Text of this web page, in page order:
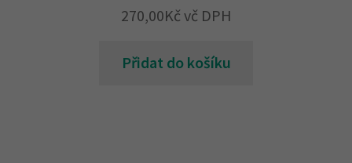
270,00Kč vč DPH
Přidat do košíku